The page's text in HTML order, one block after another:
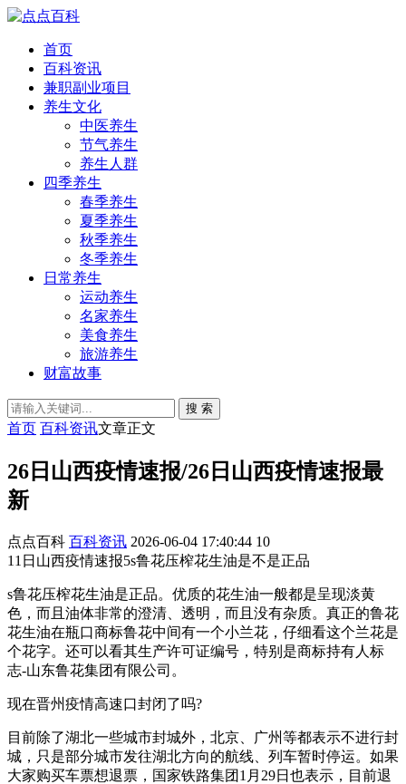
首页
百科资讯
兼职副业项目
养生文化
中医养生
节气养生
养生人群
四季养生
春季养生
夏季养生
秋季养生
冬季养生
日常养生
运动养生
名家养生
美食养生
旅游养生
财富故事
搜 索
首页 百科资讯文章正文
26日山西疫情速报/26日山西疫情速报最
新
点点百科 百科资讯 2026-06-04 17:40:44 10
11日山西疫情速报5s鲁花压榨花生油是不是正品
s鲁花压榨花生油是正品。优质的花生油一般都是呈现淡黄
色，而且油体非常的澄清、透明，而且没有杂质。真正的鲁花
花生油在瓶口商标鲁花中间有一个小兰花，仔细看这个兰花是
个花字。还可以看其生产许可证编号，特别是商标持有人标
志-山东鲁花集团有限公司。
现在晋州疫情高速口封闭了吗?
目前除了湖北一些城市封城外，北京、广州等都表示不进行封
城，只是部分城市发往湖北方向的航线、列车暂时停运。如果
大家购买车票想退票，国家铁路集团1月29日也表示，目前退